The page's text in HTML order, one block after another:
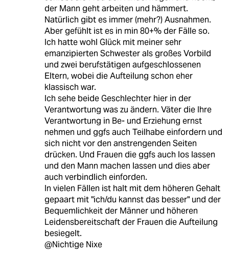
der Mann geht arbeiten und hämmert.
Natürlich gibt es immer (mehr?) Ausnahmen.
Aber gefühlt ist es in min 80+% der Fälle so.
Ich hatte wohl Glück mit meiner sehr
emanzipierten Schwester als großes Vorbild
und zwei berufstätigen aufgeschlossenen
Eltern, wobei die Aufteilung schon eher
klassisch war.
Ich sehe beide Geschlechter hier in der
Verantwortung was zu ändern. Väter die Ihre
Verantwortung in Be- und Erziehung ernst
nehmen und ggfs auch Teilhabe einfordern und
sich nicht vor den anstrengenden Seiten
drücken. Und Frauen die ggfs auch los lassen
und den Mann machen lassen und dies aber
auch verbindlich einforden.
In vielen Fällen ist halt mit dem höheren Gehalt
gepaart mit "ich/du kannst das besser" und der
Bequemlichkeit der Männer und höheren
Leidensbereitschaft der Frauen die Aufteilung
besiegelt.
@Nichtige Nixe